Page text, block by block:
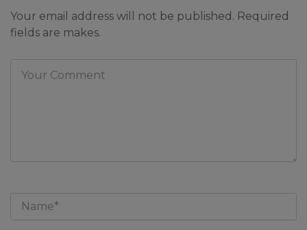
Your email address will not be published. Required
fields are makes.